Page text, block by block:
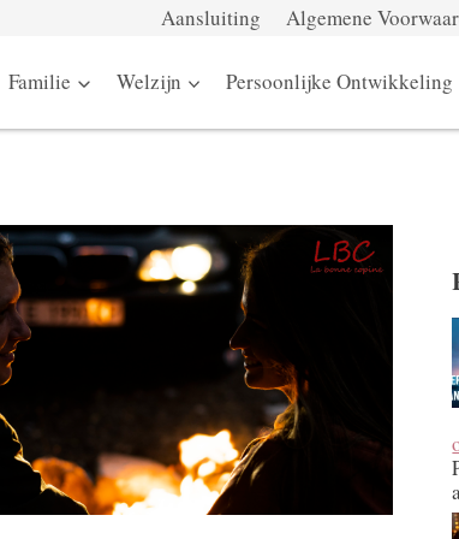
Aansluiting Algemene
Familie Welzijn Persoonlijke Ontwikkeling